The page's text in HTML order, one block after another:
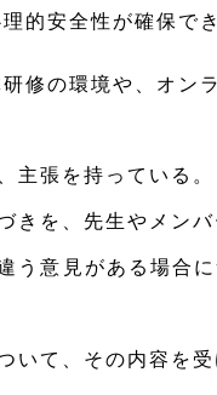
的安全性が確保で
修の環境や、オン
主張を持っている。
きを、先生やメンバ
う意見がある場合
いて、その内容を